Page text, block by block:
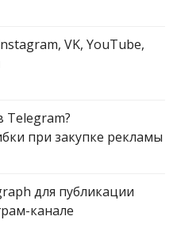
VK, YouTube,
Telegram?
при закупке рекламы
для публикации
канале